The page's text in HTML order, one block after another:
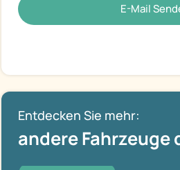
E-Mail
Entdecken Sie mehr:
andere Fahrzeuge